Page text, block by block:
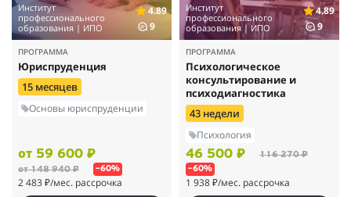
Институт
профессионального
образования | ИПО
4.89
9
ПРОГРАММА
Юриспруденция
15 месяцев
Основы юриспруденции
от 59 600 ₽
от 148 940 ₽ –60%
2 483 ₽/мес. рассрочка
Институт
профессионального
образования | ИПО
4.89
9
ПРОГРАММА
Психологическое
консультирование и
психодиагностика
43 недели
Психология
46 500 ₽ 116 270 ₽
–60%
1 938 ₽/мес. рассрочка